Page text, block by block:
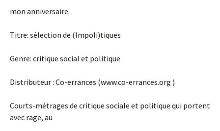
mon anniversaire.
Titre: sélection de (Impoli)tiques
Genre: critique social et politique
Distributeur : Co-errances (www.co-errances.org )
Courts-métrages de critique sociale et politique qui portent
avec rage, au